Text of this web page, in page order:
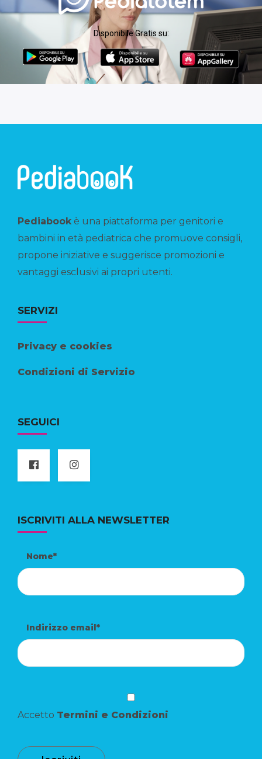
Disponibile Gratis su:
Pediabookè una piattaforma per genitori e
bambini in età pediatrica che promuove consigli,
propone iniziative e suggerisce promozioni e
vantaggi esclusivi ai propri utenti.
SERVIZI
Privacy e cookies
Condizioni di Servizio
SEGUICI
ISCRIVITI ALLA NEWSLETTER
Nome*
Indirizzo email*
Accetto Termini e Condizioni